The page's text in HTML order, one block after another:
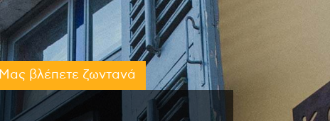
Μας βλέπετε ζωντανά